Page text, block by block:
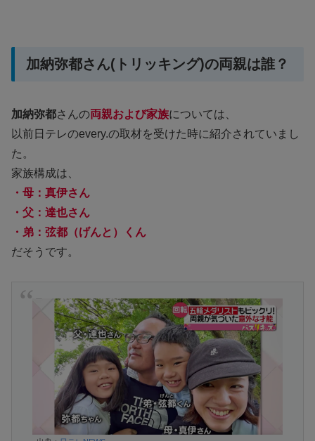
加納弥都さん(トリッキング)の両親は誰？
加納弥都さんの両親および家族については、
以前日テレのevery.の取材を受けた時に紹介されていまし
た。
家族構成は、
・母：真伊さん
・父：達也さん
・弟：弦都（げんと）くん
だそうです。